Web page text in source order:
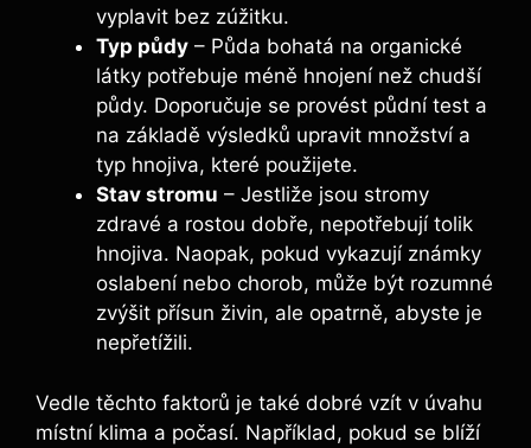
vyplavit bez zúžitku.
Typ půdy – Půda bohatá na organické
látky potřebuje méně hnojení než chudší
půdy. Doporučuje se ​provést‌ půdní test a
na⁣ základě ​výsledků upravit množství a
typ hnojiva, které použijete.
Stav ‍stromu – Jestliže jsou stromy
‍zdravé a rostou dobře, nepotřebují tolik ​
hnojiva. Naopak, pokud vykazují známky
oslabení nebo chorob, může být rozumné
zvýšit přísun živin, ale opatrně,⁤ abyste je
nepřetížili.
Vedle těchto​ faktorů je také dobré vzít v úvahu⁣
místní klima a počasí. Například,​ pokud⁤ se blíží